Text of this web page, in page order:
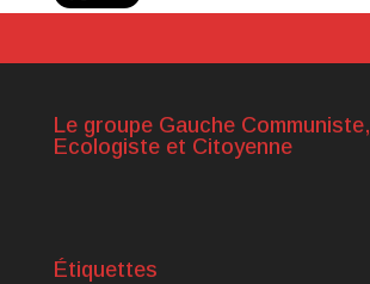
Le groupe Gauche Communiste,
Ecologiste et Citoyenne
Étiquettes